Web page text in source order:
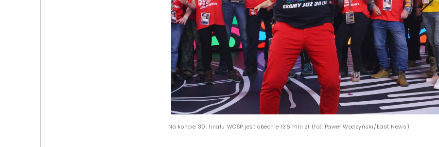
Na koncie 30. finału WOŚP jest obecnie 136 mln zł (fot. Paweł Wodzyński/East News)